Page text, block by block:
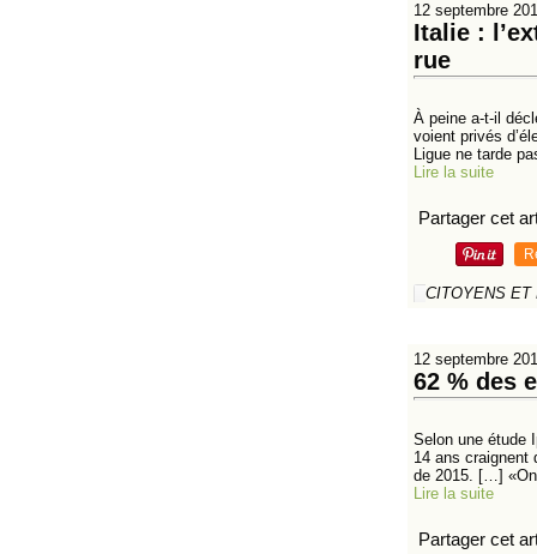
12 septembre
Italie :
rue
À peine a-t-il
voient privés
Ligue ne tarde
Lire la suite
Partager cet
CITOYENS ET
12 septembre
62 % des
Selon une étude
14 ans craignent
de 2015. […]
Lire la suite
Partager cet